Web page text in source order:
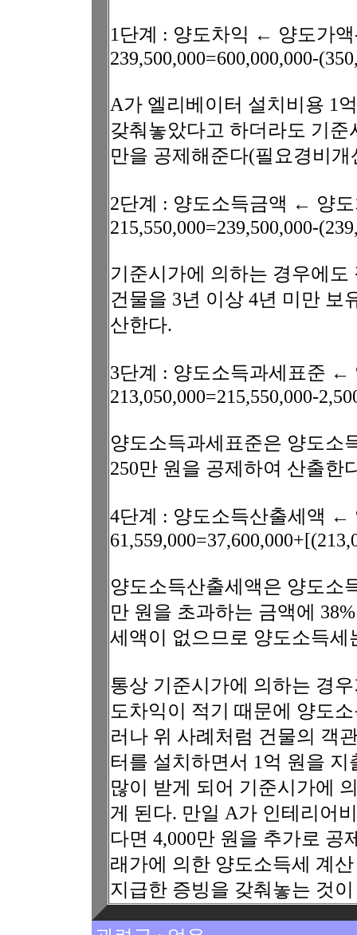
1단계 : 양도차익 ← 양도가
239,500,000=600,000,000-
A가 엘리베이터 설치비용 1
갖춰놓았다고 하더라도 기
만을 공제해준다(필요경비개
2단계 : 양도소득금액 ← 양
215,550,000=239,500,000-
기준시가에 의하는 경우에
건물을 3년 이상 4년 미만 보
산한다.
3단계 : 양도소득과세표준 ←
213,050,000=215,550,000-
양도소득과세표준은 양도소
250만 원을 공제하여 산출한
4단계 : 양도소득산출세액 ←
양도소득산출세액은 양도소
만 원을 초과하는 금액에
세액이 없으므로 양도소득세
통상 기준시가에 의하는 경
도차익이 적기 때문에 양도
러나 위 사례처럼 건물의 객
터를 설치하면서 1억 원을
많이 받게 되어 기준시가에
게 된다. 만일 A가 인테리어
다면 4,000만 원을 추가로
래가에 의한 양도소득세 계
지급한 증빙을 갖춰놓는 것